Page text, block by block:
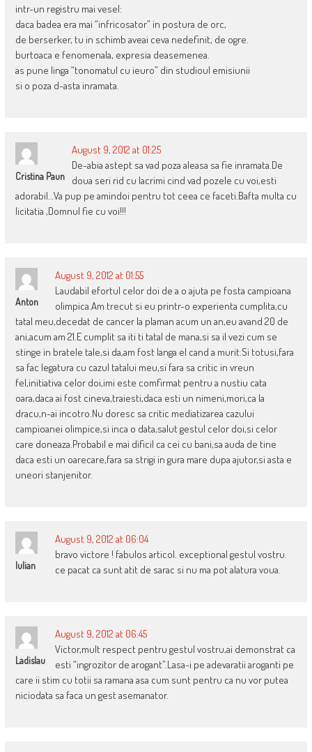
intr-un registru mai vesel:
daca badea era mai “infricosator” in postura de orc,
de berserker, tu in schimb aveai ceva nedefinit, de ogre.
burtoaca e fenomenala, expresia deasemenea.
as pune linga “tonomatul cu ieuro” din studioul emisiunii
si o poza d-asta inramata.
Cristina Paun
August 9, 2012 at 01:25
De-abia astept sa vad poza aleasa sa fie inramata.De
doua seri rid cu lacrimi cind vad pozele cu voi,esti
adorabil…Va pup pe amindoi pentru tot ceea ce faceti.Bafta multa cu
licitatia ,Domnul fie cu voi!!!
Anton
August 9, 2012 at 01:55
Laudabil efortul celor doi de a o ajuta pe fosta campioana
olimpica.Am trecut si eu printr-o experienta cumplita,cu
tatal meu,decedat de cancer la plaman acum un an,eu avand 20 de
ani,acum am 21.E cumplit sa iti ti tatal de mana,si sa il vezi cum se
stinge in bratele tale,si da,am fost langa el cand a murit.Si totusi,fara
sa fac legatura cu cazul tatalui meu,si fara sa critic in vreun
fel,initiativa celor doi,imi este comfirmat pentru a nustiu cata
oara,daca ai fost cineva,traiesti,daca esti un nimeni,mori,ca la
dracu,n-ai incotro.Nu doresc sa critic mediatizarea cazului
campioanei olimpice,si inca o data,salut gestul celor doi,si celor
care doneaza.Probabil e mai dificil ca cei cu bani,sa auda de tine
daca esti un oarecare,fara sa strigi in gura mare dupa ajutor,si asta e
uneori stanjenitor.
Iulian
August 9, 2012 at 06:04
bravo victore ! fabulos articol. exceptional gestul vostru.
ce pacat ca sunt atit de sarac si nu ma pot alatura voua.
Ladislau
August 9, 2012 at 06:45
Victor,mult respect pentru gestul vostru,ai demonstrat ca
esti “ingrozitor de arogant”.Lasa-i pe adevaratii aroganti pe
care ii stim cu totii sa ramana asa cum sunt pentru ca nu vor putea
niciodata sa faca un gest asemanator.